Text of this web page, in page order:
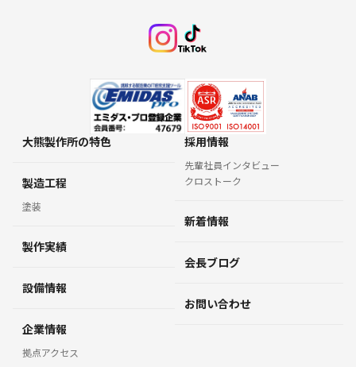
当社では、お客様にご提供頂いた個人情報は下記の
することは致しません。
・個人情報の開示や共有について、お客様本人の同
意がある場合
・公的機関（裁判所・警察等）から、法律に基づく
正式な照会を求められた場合
・人の生命、身体及び財産等に対する危険があり、
緊急の必要性がある場合
・当社の権利、財産やサービスを保護するため、必
要と認められる場合
Cookie：クッキーについて
Cookie（クッキー）は、お客様が当社サイトを再
大熊製作所の特色
製造工程
塗装
製作実績
設備情報
企業情報
拠点アクセス
採用情報
先輩社員インタビュー
クロストーク
新着情報
会長ブログ
お問い合わせ